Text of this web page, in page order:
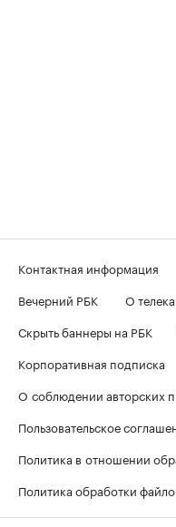
Контактная информация
Вечерний РБК
О
Скрыть баннеры на РБК
Корпоративная подписка
О соблюдении авторских
Пользовательское
Политика в отношении
Политика обработки